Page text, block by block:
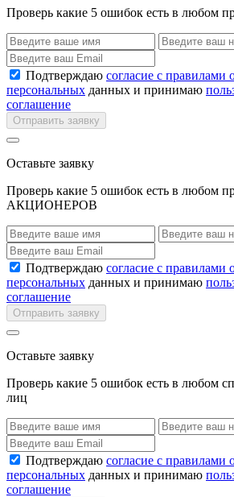
Проверь какие 5 ошибок есть в любом
Подтверждаю согласие с правилами
персональных данных и принимаю
соглашение
Отправить заявку
Оставьте заявку
Проверь какие 5 ошибок есть в любом
АКЦИОНЕРОВ
Подтверждаю согласие с правилами
персональных данных и принимаю
соглашение
Отправить заявку
Оставьте заявку
Проверь какие 5 ошибок есть в любом
лиц
Подтверждаю согласие с правилами
персональных данных и принимаю
соглашение